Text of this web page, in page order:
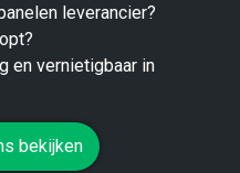
leverancier?
en vernietigbaar in
bekijken